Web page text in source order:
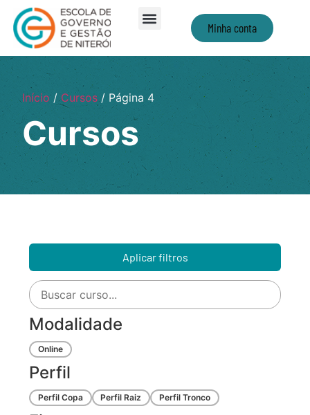
Minha conta
Início/Cursos/ Página 4
Cursos
Aplicar filtros
Modalidade
Online
Perfil
Perfil Copa Perfil Raiz Perfil Tronco